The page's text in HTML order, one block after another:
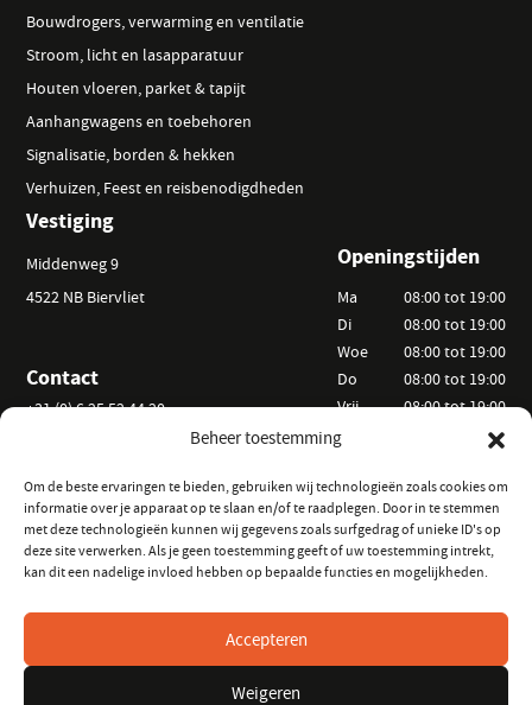
Beheer toestemming
Om de beste ervaringen te bieden, gebruiken wij technologieën zoals cookies om
informatie over je apparaat op te slaan en/of te raadplegen. Door in te stemmen
met deze technologieën kunnen wij gegevens zoals surfgedrag of unieke ID's op
deze site verwerken. Als je geen toestemming geeft of uw toestemming intrekt,
kan dit een nadelige invloed hebben op bepaalde functies en mogelijkheden.
Accepteren
Weigeren
Bouwdrogers, verwarming en ventilatie
Stroom, licht en lasapparatuur
Houten vloeren, parket & tapijt
Aanhangwagens en toebehoren
Signalisatie, borden & hekken
Verhuizen, Feest en reisbenodigdheden
Vestiging
Middenweg 9
4522 NB Biervliet
Contact
+31 (0) 6 25 52 44 20
info@vanackerverhuur.nl
Openingstijden
Ma
Di
Woe
Do
Vrij
Za
08:00 tot 19:00
08:00 tot 19:00
08:00 tot 19:00
08:00 tot 19:00
08:00 tot 19:00
09:00 tot 15:00
Informatie
Hoe kunt u huren?
Keurmeester Zeeland
Volg ons
op Instagram